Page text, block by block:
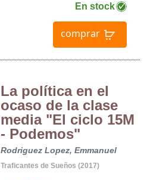
En stock
comprar
La política en el
ocaso de la clase
media "El ciclo 15M
- Podemos"
Rodriguez Lopez, Emmanuel
Traficantes de Sueños (2017)